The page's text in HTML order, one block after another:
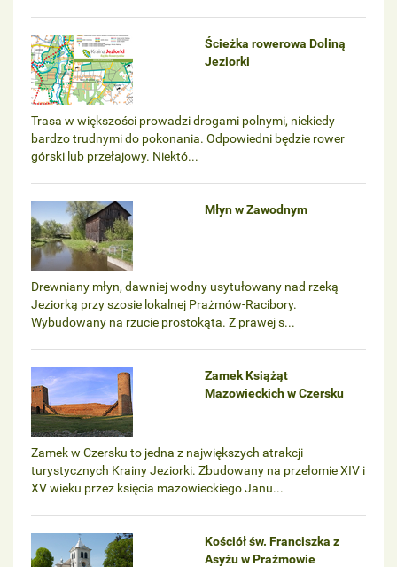
Ścieżka rowerowa Doliną
Jeziorki
Trasa w większości prowadzi drogami polnymi, niekiedy
bardzo trudnymi do pokonania. Odpowiedni będzie rower
górski lub przełajowy. Niektó...
Młyn w Zawodnym
Drewniany młyn, dawniej wodny usytułowany nad rzeką
Jeziorką przy szosie lokalnej Prażmów-Racibory.
Wybudowany na rzucie prostokąta. Z prawej s...
Zamek Książąt
Mazowieckich w Czersku
Zamek w Czersku to jedna z największych atrakcji
turystycznych Krainy Jeziorki. Zbudowany na przełomie XIV i
XV wieku przez księcia mazowieckiego Janu...
Kościół św. Franciszka z
Asyżu w Prażmowie